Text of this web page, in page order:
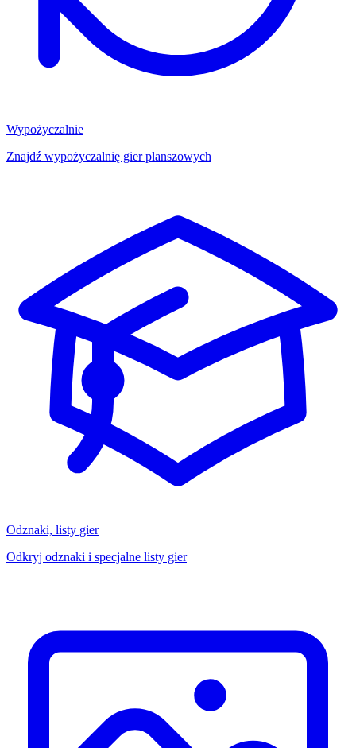
Wypożyczalnie
Znajdź wypożyczalnię gier planszowych
Odznaki, listy gier
Odkryj odznaki i specjalne listy gier